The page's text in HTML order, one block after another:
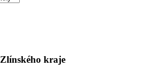
kraje